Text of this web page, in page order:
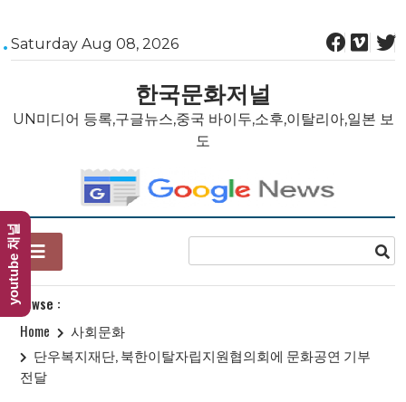
Skip
to
Saturday Aug 08, 2026
한국문화저널
UN미디어 등록,구글뉴스,중국 바이두,소후,이탈리아,일본 보
도
Browse :
Home
사회문화
단우복지재단, 북한이탈자립지원협의회에 문화공연 기부
전달
youtube 채널